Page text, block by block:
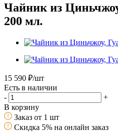
Чайник из
200 мл.
15 590 ₽/шт
Есть в наличии
-
+
В корзину
Заказ от 1 шт
Скидка 5% на онлайн заказ